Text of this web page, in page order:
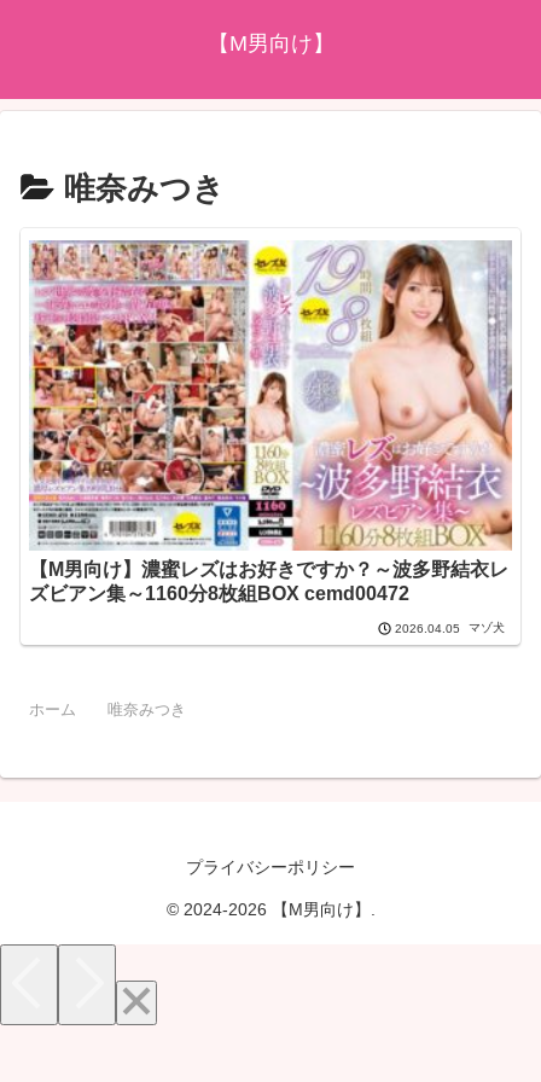
【M男向け】
唯奈みつき
【M男向け】濃蜜レズはお好きですか？～波多野結衣レ
ズビアン集～1160分8枚組BOX cemd00472
2026.04.05 マゾ犬
ホーム 唯奈みつき
プライバシーポリシー
© 2024-2026 【M男向け】.